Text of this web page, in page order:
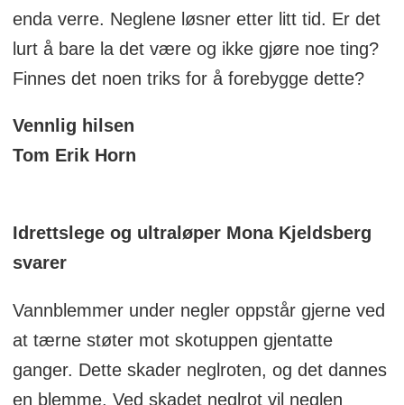
enda verre. Neglene løsner etter litt tid. Er det
lurt å bare la det være og ikke gjøre noe ting?
Finnes det noen triks for å forebygge dette?
Vennlig hilsen
Tom Erik Horn
Idrettslege og ultraløper Mona Kjeldsberg
svarer
Vannblemmer under negler oppstår gjerne ved
at tærne støter mot skotuppen gjentatte
ganger. Dette skader neglroten, og det dannes
en blemme. Ved skadet neglrot vil neglen